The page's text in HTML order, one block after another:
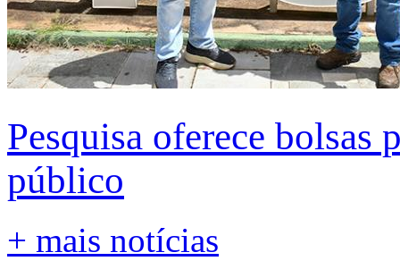
Pesquisa oferece bolsas
público
+ mais notícias